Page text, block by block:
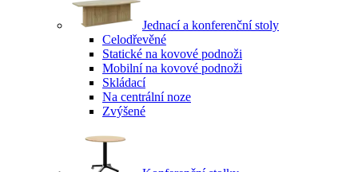
Jednací a konferenční stoly
Celodřevěné
Statické na kovové podnoži
Mobilní na kovové podnoži
Skládací
Na centrální noze
Zvýšené